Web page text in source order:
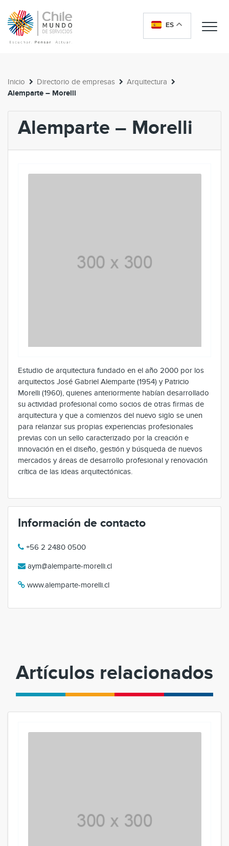
ES
Inicio Directorio de empresas Arquitectura
Alemparte – Morelli
Alemparte – Morelli
Estudio de arquitectura fundado en el año 2000 por los
arquitectos José Gabriel Alemparte (1954) y Patricio
Morelli (1960), quienes anteriormente habían desarrollado
su actividad profesional como socios de otras firmas de
arquitectura y que a comienzos del nuevo siglo se unen
para relanzar sus propias experiencias profesionales
previas con un sello caracterizado por la creación e
innovación en el diseño, gestión y búsqueda de nuevos
mercados y áreas de desarrollo profesional y renovación
crítica de las ideas arquitectónicas.
Información de contacto
+56 2 2480 0500
aym@alemparte-morelli.cl
www.alemparte-morelli.cl
Artículos relacionados